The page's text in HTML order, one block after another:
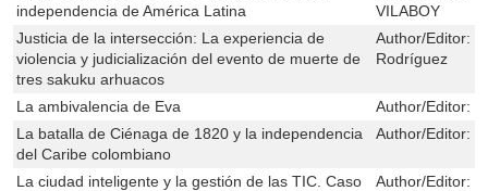
independencia de América Latina
VILABOY
Justicia de la intersección: La experiencia de
violencia y judicialización del evento de muerte de
tres sakuku arhuacos
Author/Editor:
Rodríguez
La ambivalencia de Eva Author/Editor:
La batalla de Ciénaga de 1820 y la independencia
del Caribe colombiano
Author/Editor:
La ciudad inteligente y la gestión de las TIC. Caso
Author/Editor: